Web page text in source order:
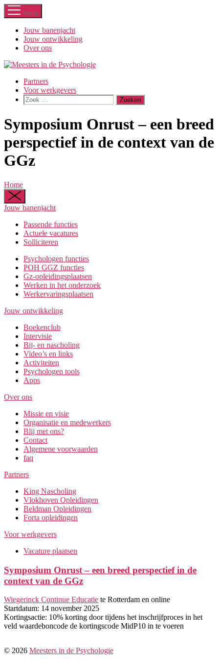
Ga
naar
inhoud
Menu
Jouw banenjacht
Jouw ontwikkeling
Over ons
Partners
Voor werkgevers
Zoeken
naar:
Symposium Onrust – een breed
perspectief in de context van de
GGz
Home
Jouw banenjacht
Passende functies
Actuele vacatures
Solliciteren
Psychologen functies
POH GGZ functies
Gz-opleidingsplaatsen
Werken in het onderzoek
Werkervaringsplaatsen
Jouw ontwikkeling
Boekenclub
Intervisie
Bij- en nascholing
Video’s en links
Activiteiten
Psychologen tools
Apps
Over ons
Missie en visie
Organisatie en medewerkers
Blij met ons?
Contact
Algemene voorwaarden
faq
Partners
King Nascholing
Vlokhoven Opleidingen
Beldman Opleidingen
Forta opleidingen
Voor werkgevers
Vacature plaatsen
Symposium Onrust – een breed perspectief in de
context van de GGz
Wiegerinck Continue Educatie te Rotterdam en online
Startdatum: 14 november 2025
Kortingsactie: 10% korting door tijdens het inschrijfproces in het
veld waardeboncode de kortingscode MidP10 in te voeren
© 2026 Meesters in de Psychologie